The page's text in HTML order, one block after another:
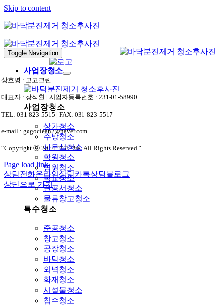
Skip to content
Toggle Navigation
사업장청소
사업장청소
상가청소
주방청소
사무실청소
학원청소
병원청소
학교청소
관공서청소
물류창고청소
특수청소
준공청소
창고청소
공장청소
바닥청소
외벽청소
화재청소
시설물청소
침수청소
상호명 : 고고크린
대표자 : 장석환 | 사업자등록번호 : 231-01-58990
TEL: 031-823-5515 | FAX: 031-823-5517
e-mail : gogoclean2@naver.com
“Copyright ⓒ 2014 고고크린 All Rights Reserved.”
Page load link
상담전화온라인상담카톡상담블로그
상단으로 가기